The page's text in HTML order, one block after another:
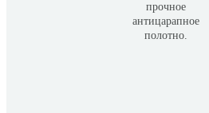
прочное
антицарапное
полотно.